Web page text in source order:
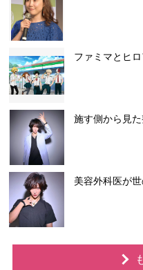
ファミマとヒ
施す側から見
美容外科医が